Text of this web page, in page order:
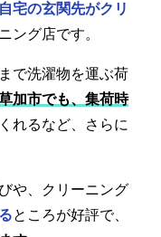
自宅の玄関先がクリ
ング店です。
で洗濯物を運ぶ荷
加市でも、集荷時
れるなど、さらに
や、クリーニング
ところが好評で、